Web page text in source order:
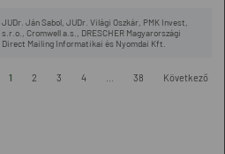
JUDr. Ján Sabol, JUDr. Világi Oszkár, PMK Invest,
s.r.o., Cromwell a.s., DRESCHER Magyarországi
Direct Mailing Informatikai és Nyomdai Kft.
1 2 3 4 38 Következő